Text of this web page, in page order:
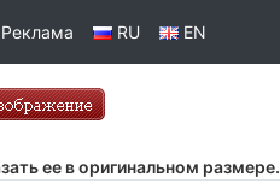
Реклама RU EN
ее в оригинальном размере.